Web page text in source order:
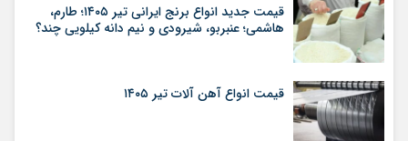
قیمت جدید انواع برنج ایرانی تیر ۱۴۰۵؛ طارم،
هاشمی؛ عنبربو، شیرودی و نیم دانه کیلویی چند؟
قیمت انواع آهن آلات تیر ۱۴۰۵